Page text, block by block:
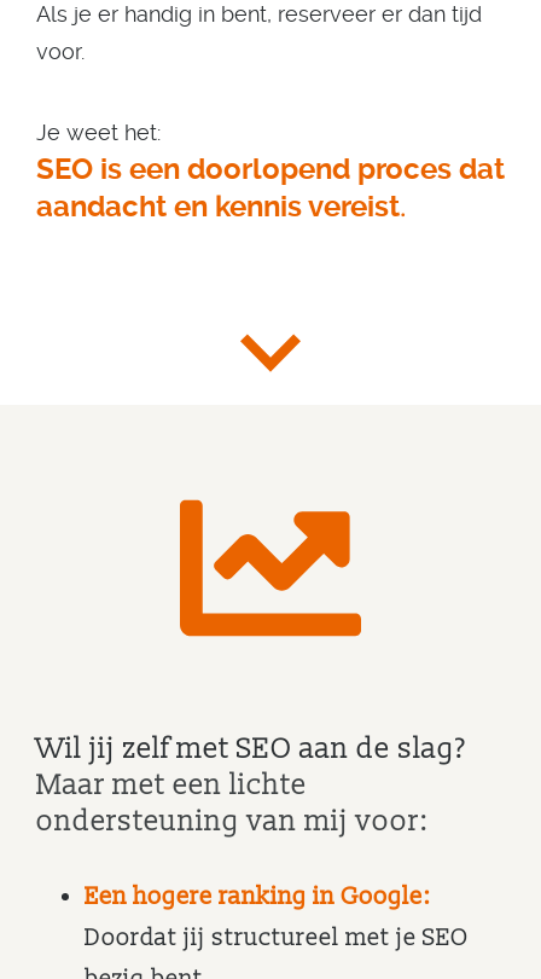
Als je er handig in bent, reserveer er dan tijd
voor.
Je weet het:
SEO is een doorlopend proces dat
aandacht en kennis vereist.
Wil jij zelf met SEO aan de slag?
Maar met een lichte
ondersteuning van mij voor:
Een hogere ranking in Google:
Doordat jij structureel met je SEO